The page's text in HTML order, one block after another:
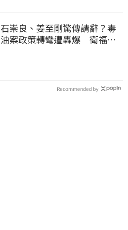
石崇良、姜至剛驚傳請辭？毒
油案政策轉彎遭轟爆 衛福部
Recommended by